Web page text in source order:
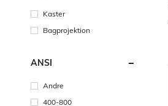
Kaster
Bagprojektion
ANSI
Andre
400-800